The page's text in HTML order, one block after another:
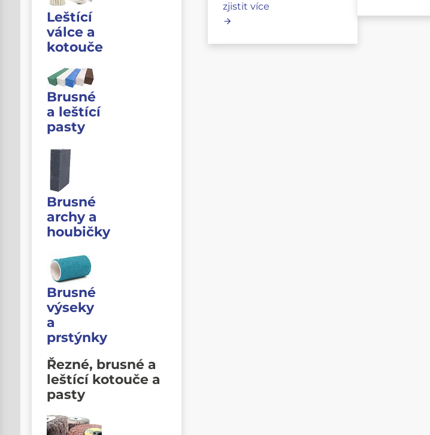
Leštící
válce a
kotouče
Brusné
a leštící
pasty
Brusné
archy a
houbičky
Brusné
výseky
a
prstýnky
Řezné, brusné a
leštící kotouče a
pasty
zjistit více